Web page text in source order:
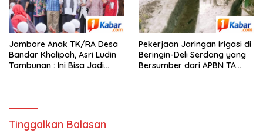
Jambore Anak TK/RA Desa
Bandar Khalipah, Asri Ludin
Tambunan : Ini Bisa Jadi
Pekerjaan Jaringan Irigasi di
Beringin-Deli Serdang yang
Bersumber dari APBN TA
Tinggalkan Balasan